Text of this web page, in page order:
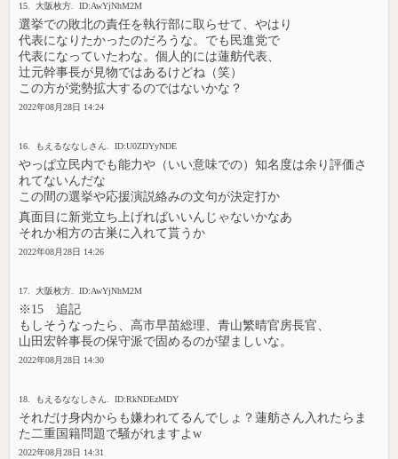
15. 大阪枚方. ID:AwYjNhM2M
選挙での敗北の責任を執行部に取らせて、やはり
代表になりたかったのだろうな。でも民進党で
代表になっていたわな。個人的には蓮舫代表、
辻元幹事長が見物ではあるけどね（笑）
この方が党勢拡大するのではないかな？
2022年08月28日 14:24
16. もえるななしさん. ID:U0ZDYyNDE
やっぱ立民内でも能力や（いい意味での）知名度は余り評価さ
れてないんだな
この間の選挙や応援演説絡みの文句が決定打か
真面目に新党立ち上げればいいんじゃないかなあ
それか相方の古巣に入れて貰うか
2022年08月28日 14:26
17. 大阪枚方. ID:AwYjNhM2M
※15 追記
もしそうなったら、高市早苗総理、青山繁晴官房長官、
山田宏幹事長の保守派で固めるのが望ましいな。
2022年08月28日 14:30
18. もえるななしさん. ID:RkNDEzMDY
それだけ身内からも嫌われてるんでしょ？蓮舫さん入れたらま
た二重国籍問題で騒がれますよw
2022年08月28日 14:31